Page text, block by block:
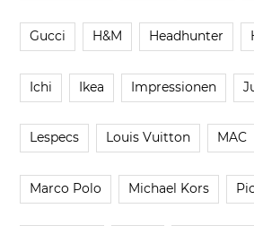
Gucci H&M Headhunter
Ichi Ikea Impressionen
Lespecs Louis Vuitton MAC
Marco Polo Michael Kors